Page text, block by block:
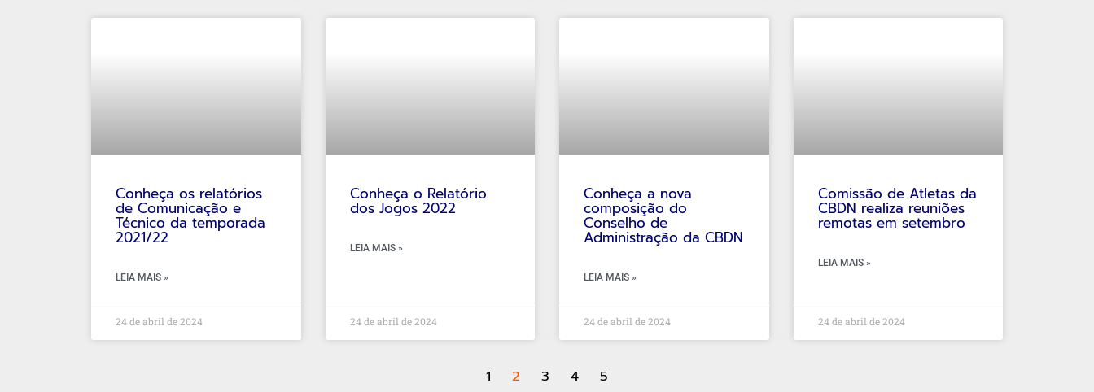
Conheça os relatórios
de Comunicação e
Técnico da temporada
2021/22
LEIA MAIS »
24 de abril de 2024
Conheça o Relatório
dos Jogos 2022
LEIA MAIS »
24 de abril de 2024
Conheça a nova
composição do
Conselho de
Administração da CBDN
LEIA MAIS »
24 de abril de 2024
Comissão de Atletas da
CBDN realiza reuniões
remotas em setembro
LEIA MAIS »
24 de abril de 2024
1 2 3 4 5